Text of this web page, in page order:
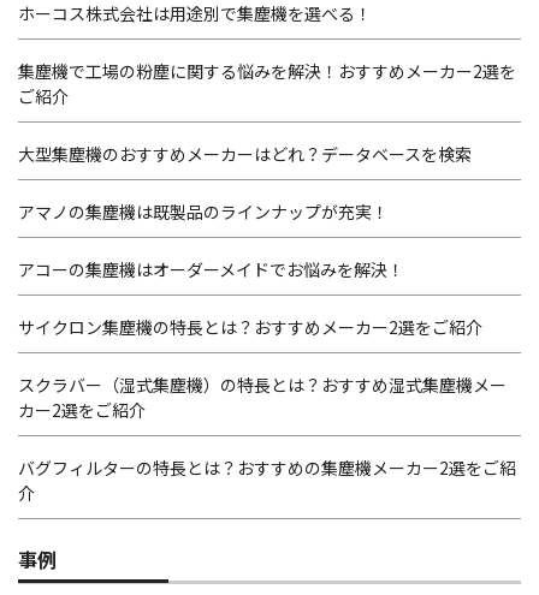
ホーコス株式会社は用途別で集塵機を選べる！
集塵機で工場の粉塵に関する悩みを解決！おすすめメーカー2選を
ご紹介
大型集塵機のおすすめメーカーはどれ？データベースを検索
アマノの集塵機は既製品のラインナップが充実！
アコーの集塵機はオーダーメイドでお悩みを解決！
サイクロン集塵機の特長とは？おすすめメーカー2選をご紹介
スクラバー（湿式集塵機）の特長とは？おすすめ湿式集塵機メー
カー2選をご紹介
バグフィルターの特長とは？おすすめの集塵機メーカー2選をご紹
介
事例